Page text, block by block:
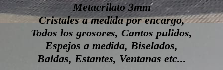
Metacrilato 3mm
Cristales a medida por encargo,
Todos los grosores, Cantos pulidos,
Espejos a medida, Biselados,
Baldas, Estantes, Ventanas etc...